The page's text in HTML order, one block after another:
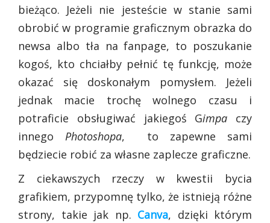
bieżąco. Jeżeli nie jesteście w stanie sami
obrobić w programie graficznym obrazka do
newsa albo tła na fanpage, to poszukanie
kogoś, kto chciałby pełnić tę funkcję, może
okazać się doskonałym pomysłem. Jeżeli
jednak macie trochę wolnego czasu i
potraficie obsługiwać jakiegoś Gimpa czy
innego Photoshopa, to zapewne sami
będziecie robić za własne zaplecze graficzne.
Z ciekawszych rzeczy w kwestii bycia
grafikiem, przypomnę tylko, że istnieją różne
strony, takie jak np. Canva, dzięki którym